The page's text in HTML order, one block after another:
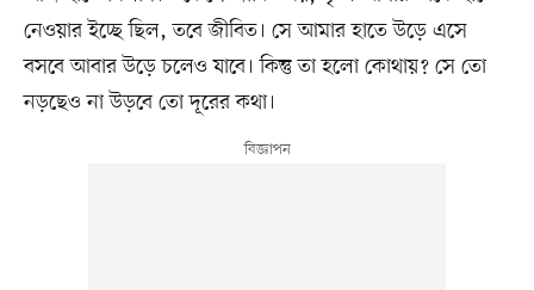
নেওয়ার ইচ্ছে ছিল, তবে জীবিত। সে আমার হাতে উড়ে এসে
বসবে আবার উড়ে চলেও যাবে। কিন্তু তা হলো কোথায়? সে তো
নড়ছেও না উড়বে তো দূরের কথা।